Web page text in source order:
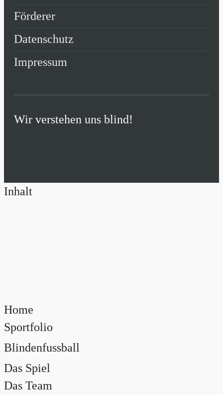
Förderer
Datenschutz
Impressum
Wir verstehen uns blind!
Inhalt
Home
Sportfolio
Blindenfussball
Das Spiel
Das Team